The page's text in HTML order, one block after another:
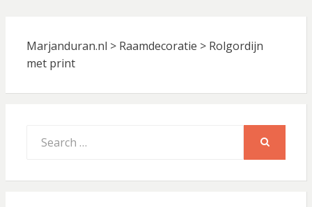
Marjanduran.nl > Raamdecoratie > Rolgordijn
met print
for: